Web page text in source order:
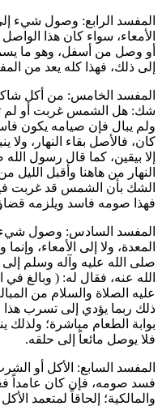
المفسد الرابع: وصول شيء
الأمعاء، سواء كان هذا
أو وصل من أسفل، وهو ما
إلى ذلك، فهذا كله يعد من
المفسد الخامس: من أكل
شك: هل الشمس غربت أو لم
ولم يبال فإن صيامه يكون
كان، فالأصل بقاء النهار،
إلا بيقين، كما قال رسول
النهار من هاهنا وأقبل الليل
الشك بأن الشمس قد غربت
فهذا صومه فاسد ويلزمه
المفسد السادس: وصول شيء
المعدة، ولا إلى الأمعاء،
صلى الله عليه وآله وسلم
الله عنه، فقال له: ( وبالغ في
عليه الصلاة والسلام من
ذلك ربما يؤدي إلى تسرب هذا
بوابة الطعام مباشرة؛
فلا يوصل مائعاً إلى حلقه.
المفسد السابع: الأكل أو
فسد صومه، فإن كان عامداً
والمالكية؛ إلحاقاً لمتعمد